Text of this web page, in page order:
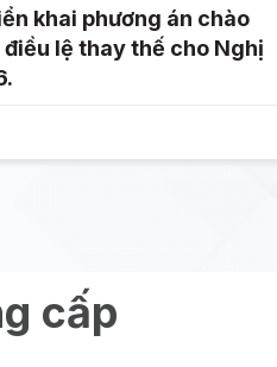
khai phương án chào
lệ thay thế cho Nghị
cấp